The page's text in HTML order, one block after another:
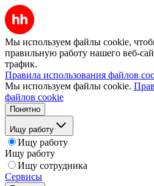
Мы используем файлы cookie,
правильную работу нашего веб-
трафик.
Правила использования файлов
Мы используем файлы cookie.
файлов cookie
Понятно
Ищу работу
Ищу работу
Ищу работу
Ищу сотрудника
Сервисы